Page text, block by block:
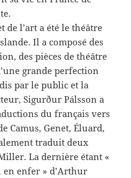
de l’art a été le théâtre
Il a composé des
des pièces de théâtre
grande perfection
par le public et la
Sigurður Pálsson a
du français vers
Camus, Genet, Éluard,
traduit deux
La dernière étant «
enfer » d’Arthur